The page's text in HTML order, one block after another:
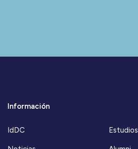
Información
IdDC Estudios